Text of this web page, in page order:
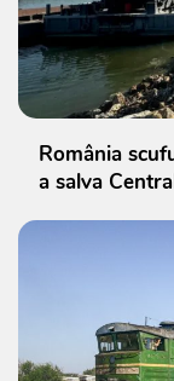
România
a salva